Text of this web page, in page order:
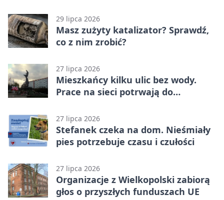
29 lipca 2026
Masz zużyty katalizator? Sprawdź,
co z nim zrobić?
27 lipca 2026
Mieszkańcy kilku ulic bez wody.
Prace na sieci potrwają do
27 lipca 2026
Stefanek czeka na dom. Nieśmiały
pies potrzebuje czasu i czułości
27 lipca 2026
Organizacje z Wielkopolski zabiorą
głos o przyszłych funduszach UE